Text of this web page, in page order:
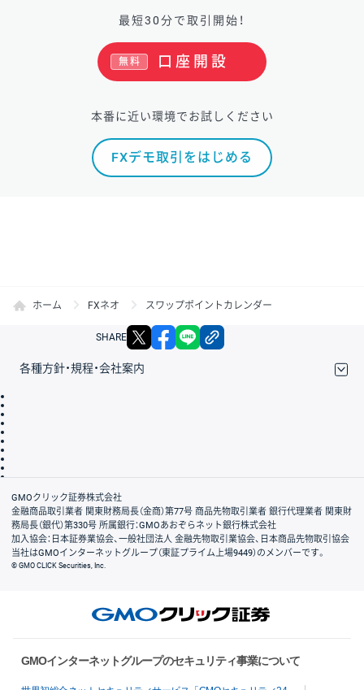
最短30分で取引開始！
口座開設
無料
本番に近い環境でお試しください
FXデモ取引をはじめる
ホーム FXネオ スワップポイントカレンダー
SHARE X facebook
各種方針・規程・会社案内
会社案内
GMOクリック証券株式会社
金融商品取引業者 関東財務局長（金商）第77号 商品先物取引業者 銀行代理業者 関東財
務局長（銀代）第330号 所属銀行：GMOあおぞらネット銀行株式会社
加入協会：日本証券業協会、一般社団法人 金融先物取引業協会、日本商品先物取引協会
当社はGMOインターネットグループ（東証プライム上場9449）のメンバーです。
© GMO CLICK Securities, Inc.
GMOインターネットグループのセキュリティ事業について